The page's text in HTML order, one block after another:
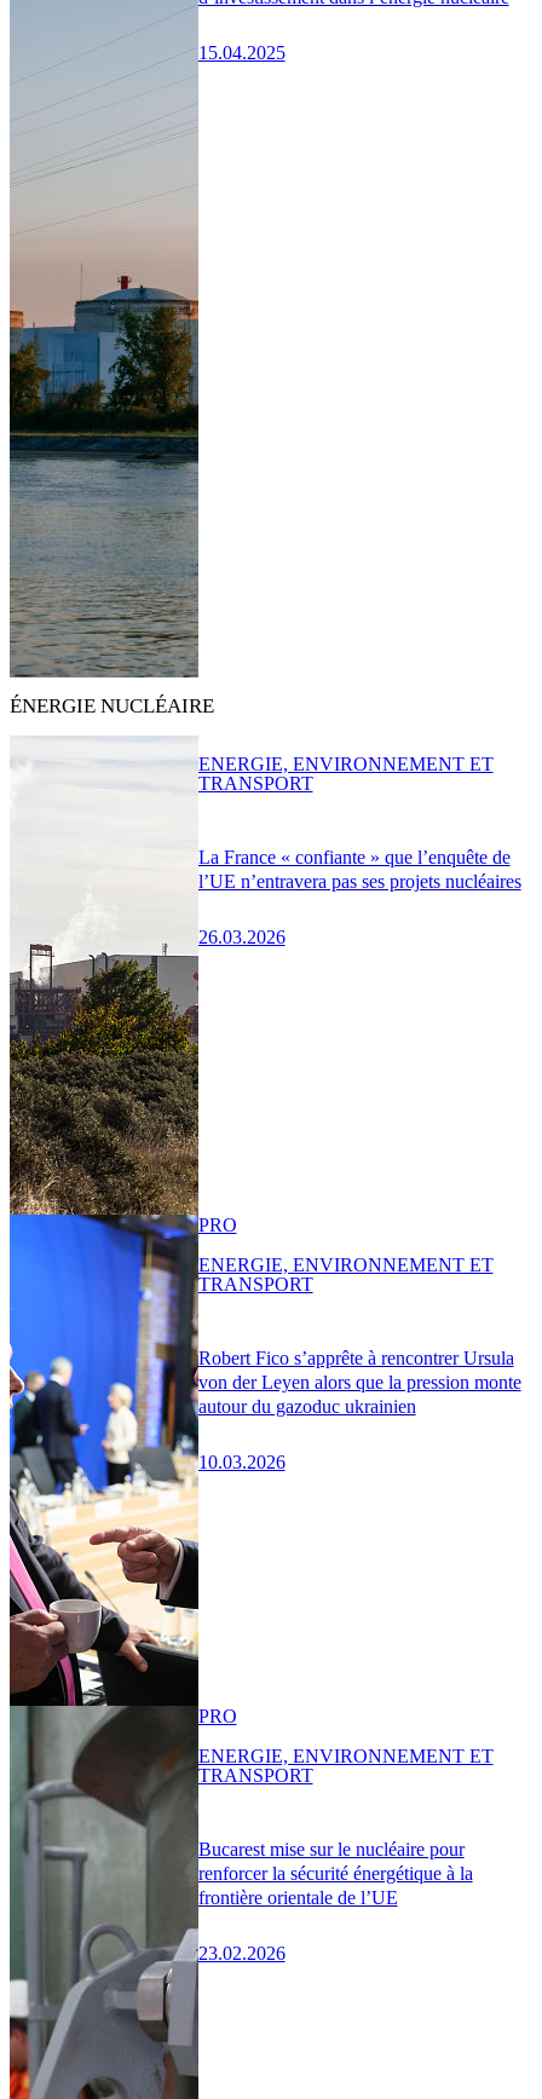
15.04.2025
ÉNERGIE NUCLÉAIRE
La France « confiante » que l’enquête de
l’UE n’entravera pas ses projets nucléaires
26.03.2026
ENERGIE, ENVIRONNEMENT ET
TRANSPORT
Robert Fico s’apprête à rencontrer Ursula
von der Leyen alors que la pression monte
autour du gazoduc ukrainien
10.03.2026
PRO
ENERGIE, ENVIRONNEMENT ET
TRANSPORT
Bucarest mise sur le nucléaire pour
renforcer la sécurité énergétique à la
frontière orientale de l’UE
23.02.2026
PRO
ENERGIE, ENVIRONNEMENT ET
TRANSPORT